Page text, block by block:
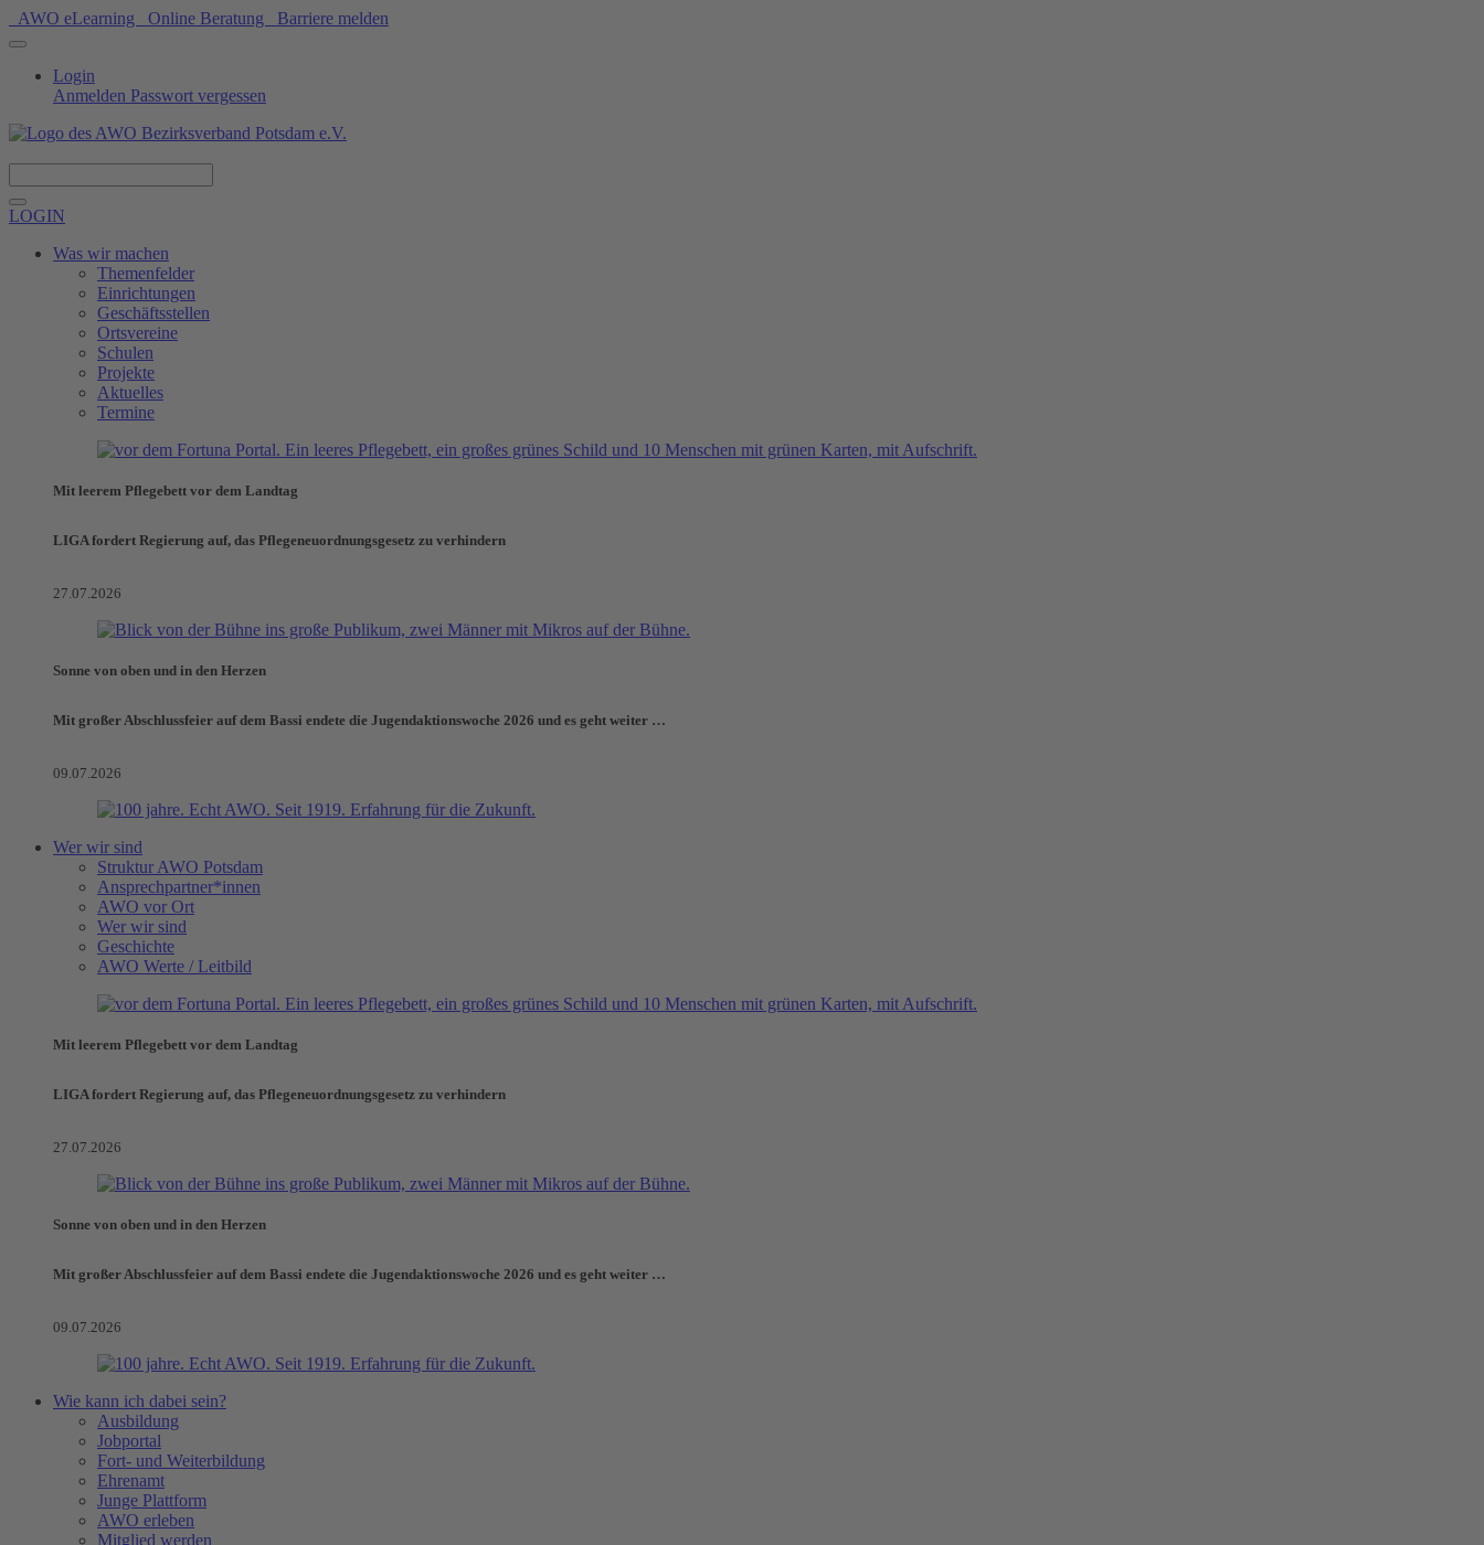
AWO eLearning Online Beratung Barriere melden
Login
Anmelden Passwort vergessen
LOGIN
Was wir machen
Themenfelder
Einrichtungen
Geschäftsstellen
Ortsvereine
Schulen
Projekte
Aktuelles
Termine
Mit leerem Pflegebett vor dem Landtag
LIGA fordert Regierung auf, das Pflegeneuordnungsgesetz zu verhindern
27.07.2026
Sonne von oben und in den Herzen
Mit großer Abschlussfeier auf dem Bassi endete die Jugendaktionswoche 2026 und es geht weiter …
09.07.2026
Wer wir sind
Struktur AWO Potsdam
Ansprechpartner*innen
AWO vor Ort
Wer wir sind
Geschichte
AWO Werte / Leitbild
Mit leerem Pflegebett vor dem Landtag
LIGA fordert Regierung auf, das Pflegeneuordnungsgesetz zu verhindern
27.07.2026
Sonne von oben und in den Herzen
Mit großer Abschlussfeier auf dem Bassi endete die Jugendaktionswoche 2026 und es geht weiter …
09.07.2026
Wie kann ich dabei sein?
Ausbildung
Jobportal
Fort- und Weiterbildung
Ehrenamt
Junge Plattform
AWO erleben
Mitglied werden